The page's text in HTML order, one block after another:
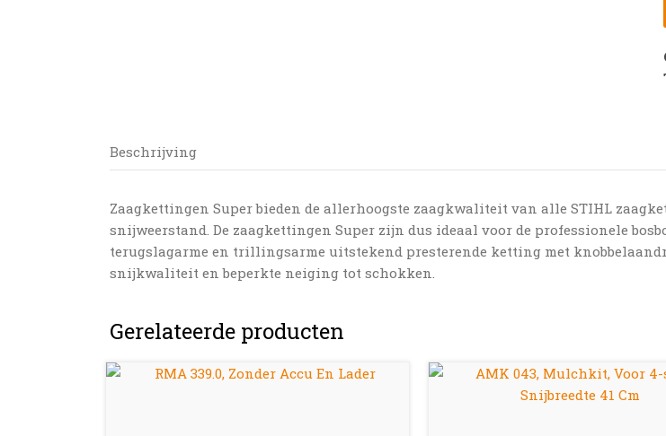
Beschrijving
Zaagkettingen Super bieden de allerhoogste zaagkwaliteit van alle STIHL
snijweerstand. De zaagkettingen Super zijn dus ideaal voor de professionele
terugslagarme en trillingsarme uitstekend presterende ketting met
snijkwaliteit en beperkte neiging tot schokken.
Gerelateerde producten